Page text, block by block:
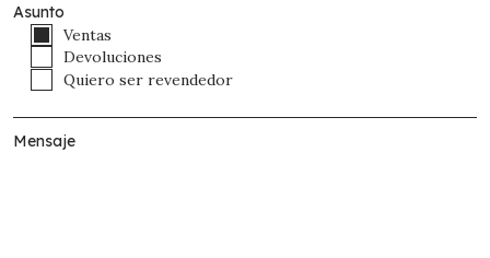
Asunto
Ventas
Devoluciones
Quiero ser revendedor